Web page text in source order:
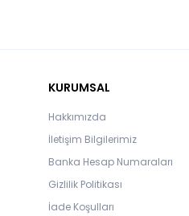
KURUMSAL
Hakkımızda
İletişim Bilgilerimiz
Banka Hesap Numaraları
Gizlilik Politikası
İade Koşulları